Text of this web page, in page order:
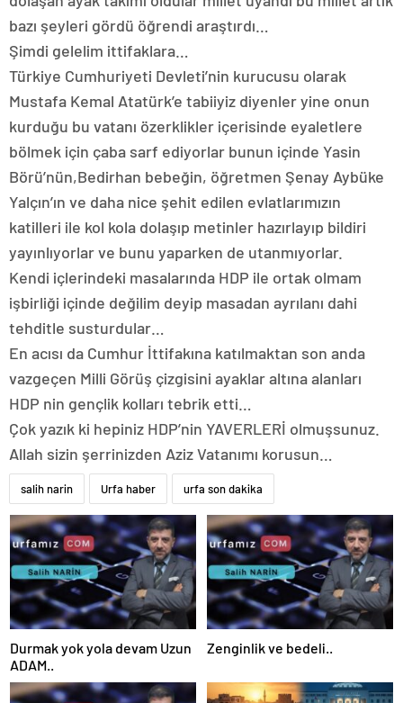
bazı şeyleri gördü öğrendi araştırdı…
Şimdi gelelim ittifaklara…
Türkiye Cumhuriyeti Devleti’nin kurucusu olarak
Mustafa Kemal Atatürk’e tabiiyiz diyenler yine onun
kurduğu bu vatanı özerklikler içerisinde eyaletlere
bölmek için çaba sarf ediyorlar bunun içinde Yasin
Börü’nün,Bedirhan bebeğin, öğretmen Şenay Aybüke
Yalçın’ın ve daha nice şehit edilen evlatlarımızın
katilleri ile kol kola dolaşıp metinler hazırlayıp bildiri
yayınlıyorlar ve bunu yaparken de utanmıyorlar.
Kendi içlerindeki masalarında HDP ile ortak olmam
işbirliği içinde değilim deyip masadan ayrılanı dahi
tehditle susturdular…
En acısı da Cumhur İttifakına katılmaktan son anda
vazgeçen Milli Görüş çizgisini ayaklar altına alanları
HDP nin gençlik kolları tebrik etti…
Çok yazık ki hepiniz HDP’nin YAVERLERİ olmuşsunuz.
Allah sizin şerrinizden Aziz Vatanımı korusun…
salih narin Urfa haber urfa son dakika
Durmak yok yola devam Uzun
ADAM..
Zenginlik ve bedeli..